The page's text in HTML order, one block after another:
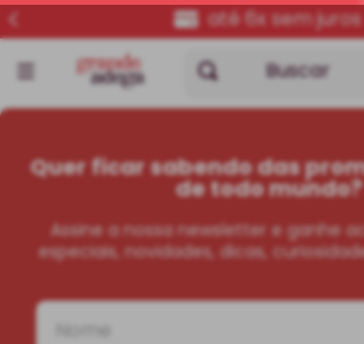
até 6x sem juros
Buscar
OOPS!
O que eu faço?